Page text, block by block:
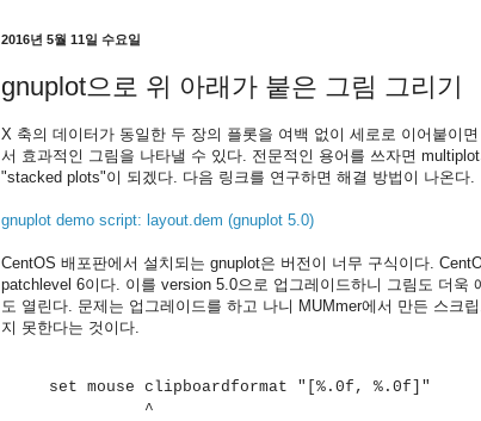
2016년 5월 11일 수요일
gnuplot으로 위 아래가 붙은 그림 그리기
X 축의 데이터가 동일한 두 장의 플롯을 여백 없이 세로로 이어붙이
서 효과적인 그림을 나타낼 수 있다. 전문적인 용어를 쓰자면
"stacked plots"이 되겠다. 다음 링크를 연구하면 해결 방법이 나온다.
gnuplot demo script: layout.dem (gnuplot 5.0)
CentOS 배포판에서 설치되는 gnuplot은 버전이 너무 구식이다.
patchlevel 6이다. 이를 version 5.0으로 업그레이드하니 그림도 더욱
도 열린다. 문제는 업그레이드를 하고 나니 MUMmer에서 만든 스크
지 못한다는 것이다.
set mouse clipboardformat "[%.0f, %.0f]"
^